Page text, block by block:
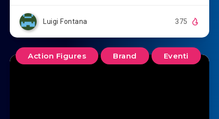
Luigi Fontana 375
Action Figures Brand Eventi